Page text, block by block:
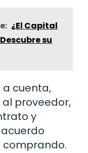
¿El Capital
su
cuenta,
proveedor,
y
comprando.